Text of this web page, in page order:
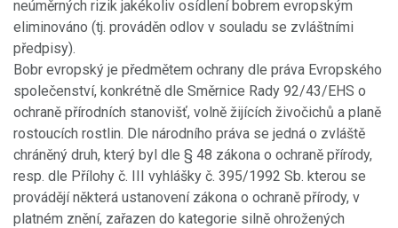
neúměrných rizik jakékoliv osídlení bobrem evropským
eliminováno (tj. prováděn odlov v souladu se zvláštními
předpisy).
Bobr evropský je předmětem ochrany dle práva Evropského
společenství, konkrétně dle Směrnice Rady 92/43/EHS o
ochraně přírodních stanovišť, volně žijících živočichů a planě
rostoucích rostlin. Dle národního práva se jedná o zvláště
chráněný druh, který byl dle § 48 zákona o ochraně přírody,
resp. dle Přílohy č. III vyhlášky č. 395/1992 Sb. kterou se
provádějí některá ustanovení zákona o ochraně přírody, v
platném znění, zařazen do kategorie silně ohrožených